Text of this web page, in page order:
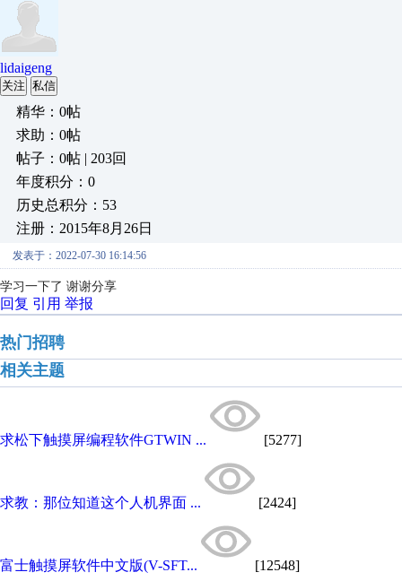
lidaigeng
关注 私信
精华：0帖
求助：0帖
帖子：0帖 | 203回
年度积分：0
历史总积分：53
注册：2015年8月26日
发表于：2022-07-30 16:14:56
学习一下了 谢谢分享
回复 引用 举报
热门招聘
相关主题
求松下触摸屏编程软件GTWIN ... [5277]
求教：那位知道这个人机界面 ... [2424]
富士触摸屏软件中文版(V-SFT... [12548]